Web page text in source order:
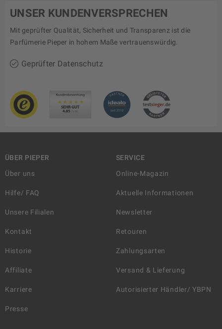
UNSER KUNDENVERSPRECHEN
Mit geprüfter Qualität, Sicherheit und Transparenz ist die
Parfümerie Pieper in hohem Maße vertrauenswürdig.
Geprüfter Datenschutz
ÜBER PIEPER
Über uns
Hilfe/ FAQ
Unsere Filialen
Kontakt
Historie
Affiliate
Karriere
Presse
SERVICE
Online-Magazin
Aktuelle Informationen
Newsletter
Retouren
Zahlungsarten
Versand & Lieferung
Autorisierter Händler/ YBPN